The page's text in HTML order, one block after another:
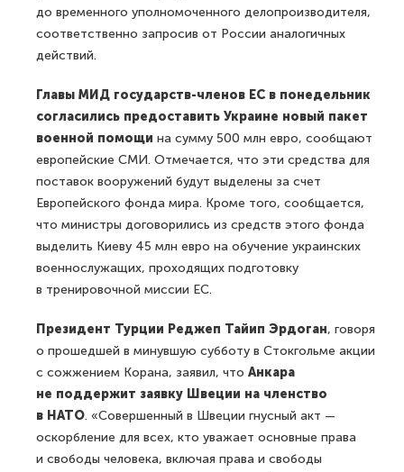
до временного уполномоченного делопроизводителя,
соответственно запросив от России аналогичных
действий.
Главы МИД государств-членов ЕС в понедельник
согласились предоставить Украине новый пакет
военной помощи на сумму 500 млн евро, сообщают
европейские СМИ. Отмечается, что эти средства для
поставок вооружений будут выделены за счет
Европейского фонда мира. Кроме того, сообщается,
что министры договорились из средств этого фонда
выделить Киеву 45 млн евро на обучение украинских
военнослужащих, проходящих подготовку
в тренировочной миссии ЕС.
Президент Турции Реджеп Тайип Эрдоган, говоря
о прошедшей в минувшую субботу в Стокгольме акции
с сожжением Корана, заявил, что Анкара
не поддержит заявку Швеции на членство
в НАТО. «Совершенный в Швеции гнусный акт —
оскорбление для всех, кто уважает основные права
и свободы человека, включая права и свободы